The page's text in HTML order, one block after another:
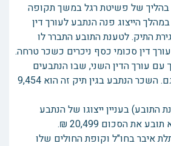
בהליך של פשיטת רגל במשך תקופה
הייצוג פנה הנתבע לעורך דין
התיק. לטענת התובע התברר לו
דין סכומי כסף ניכרים כשכר טרחה.
עורך הדין השני, שבו הנתבעים
ובקשו מן התובע לייצגם. השכר הנתבע בגין תיק זה הוא 9,454
התובע) בעניין ייצוגו של הנתבע
את הסכום 20,499 ₪.
איבר בחו"ל וקופת החולים שלו